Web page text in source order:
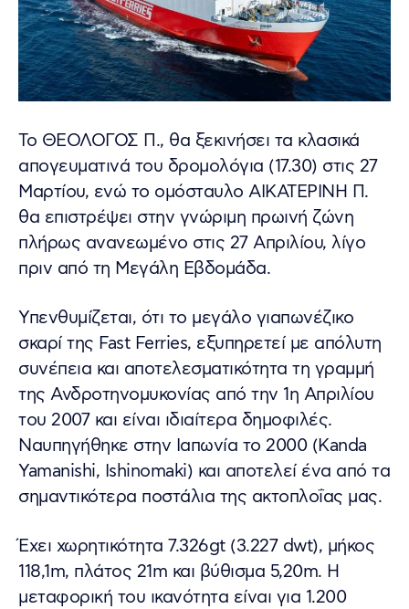
Το ΘΕΟΛΟΓΟΣ Π., θα ξεκινήσει τα κλασικά
απογευματινά του δρομολόγια (17.30) στις 27
Μαρτίου, ενώ το ομόσταυλο ΑΙΚΑΤΕΡΙΝΗ Π.
θα επιστρέψει στην γνώριμη πρωινή ζώνη
πλήρως ανανεωμένο στις 27 Απριλίου, λίγο
πριν από τη Μεγάλη Εβδομάδα.
Υπενθυμίζεται, ότι το μεγάλο γιαπωνέζικο
σκαρί της Fast Ferries, εξυπηρετεί με απόλυτη
συνέπεια και αποτελεσματικότητα τη γραμμή
της Ανδροτηνομυκονίας από την 1η Απριλίου
του 2007 και είναι ιδιαίτερα δημοφιλές.
Ναυπηγήθηκε στην Ιαπωνία το 2000 (Kanda
Yamanishi, Ishinomaki) και αποτελεί ένα από τα
σημαντικότερα ποστάλια της ακτοπλοΐας μας.
Έχει χωρητικότητα 7.326gt (3.227 dwt), μήκος
118,1m, πλάτος 21m και βύθισμα 5,20m. Η
μεταφορική του ικανότητα είναι για 1.200